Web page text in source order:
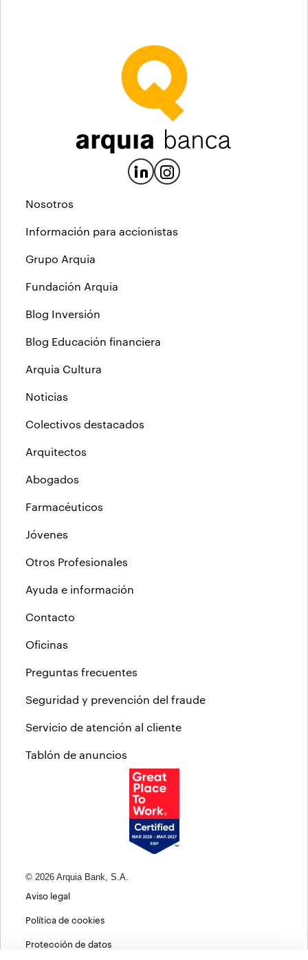
Nosotros
Información para accionistas
Grupo Arquia
Fundación Arquia
Blog Inversión
Blog Educación financiera
Arquia Cultura
Noticias
Colectivos destacados
Arquitectos
Abogados
Farmacéuticos
Jóvenes
Otros Profesionales
Ayuda e información
Contacto
Oficinas
Preguntas frecuentes
Seguridad y prevención del fraude
Servicio de atención al cliente
Tablón de anuncios
© 2026 Arquia Bank, S.A.
Aviso legal
Política de cookies
Protección de datos